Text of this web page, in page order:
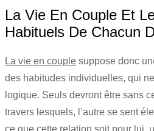
La Vie En Couple Et
Habituels De Chacun
La vie en couple suppose donc
des habitudes individuelles, qui
logique. Seuls devront être sans
travers lesquels, l’autre se sent
ce que cette relation soit pour lui,